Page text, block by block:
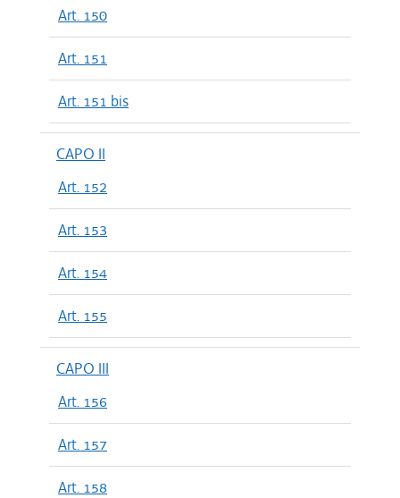
Art. 150
Art. 151
Art. 151 bis
CAPO II
Art. 152
Art. 153
Art. 154
Art. 155
CAPO III
Art. 156
Art. 157
Art. 158